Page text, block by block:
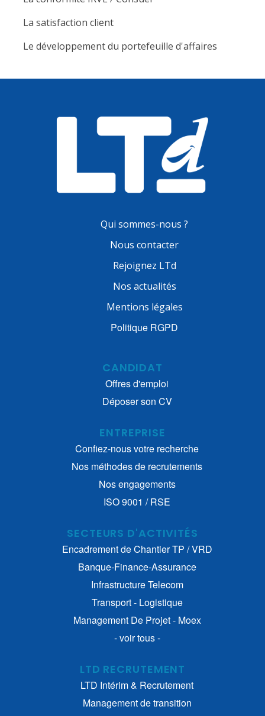
La satisfaction client
Le développement du portefeuille d'affaires
Qui sommes-nous ?
Nous contacter
Rejoignez LTd
Nos actualités
Mentions légales
Politique RGPD
CANDIDAT
Offres d'emploi
Déposer son CV
ENTREPRISE
Confiez-nous votre recherche
Nos méthodes de recrutements
Nos engagements
ISO 9001 / RSE
SECTEURS D'ACTIVITÉS
Encadrement de Chantier TP / VRD
Banque-Finance-Assurance
Infrastructure Telecom
Transport - Logistique
Management De Projet - Moex
- voir tous -
LTD RECRUTEMENT
LTD Intérim & Recrutement
Management de transition